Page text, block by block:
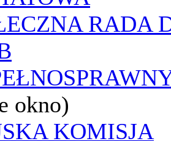
RADA
okno)
KOMISJA